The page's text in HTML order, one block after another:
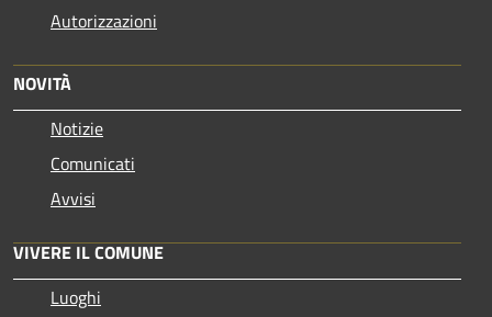
Autorizzazioni
NOVITÀ
Notizie
Comunicati
Avvisi
VIVERE IL COMUNE
Luoghi